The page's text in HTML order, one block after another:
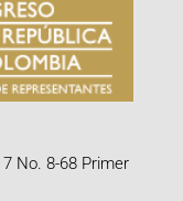
No. 8-68 Primer